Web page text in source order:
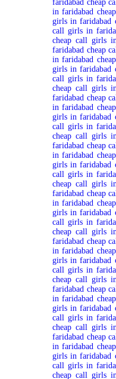
faridabad cheap
in faridabad
girls in faridabad
call girls in
cheap call girls
faridabad cheap
in faridabad
girls in faridabad
call girls in
cheap call girls
faridabad cheap
in faridabad
girls in faridabad
call girls in
cheap call girls
faridabad cheap
in faridabad
girls in faridabad
call girls in
cheap call girls
faridabad cheap
in faridabad
girls in faridabad
call girls in
cheap call girls
faridabad cheap
in faridabad
girls in faridabad
call girls in
cheap call girls
faridabad cheap
in faridabad
girls in faridabad
call girls in
cheap call girls
faridabad cheap
in faridabad
girls in faridabad
call girls in
cheap call girls